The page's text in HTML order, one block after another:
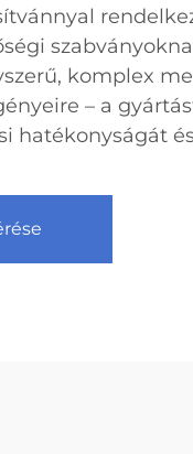
komplex
– a
hatékonyságát